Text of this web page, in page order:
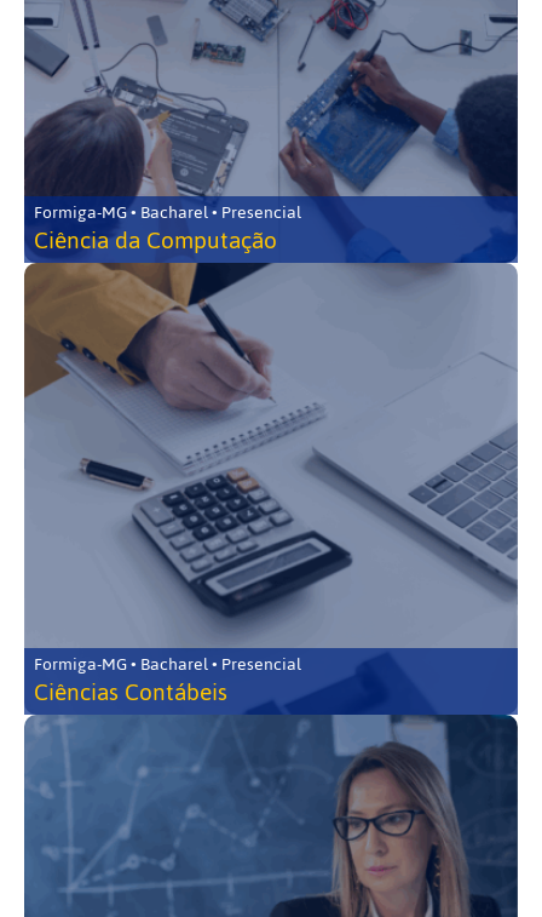
Formiga-MG • Bacharel • Presencial
Ciência da Computação
Formiga-MG • Bacharel • Presencial
Ciências Contábeis